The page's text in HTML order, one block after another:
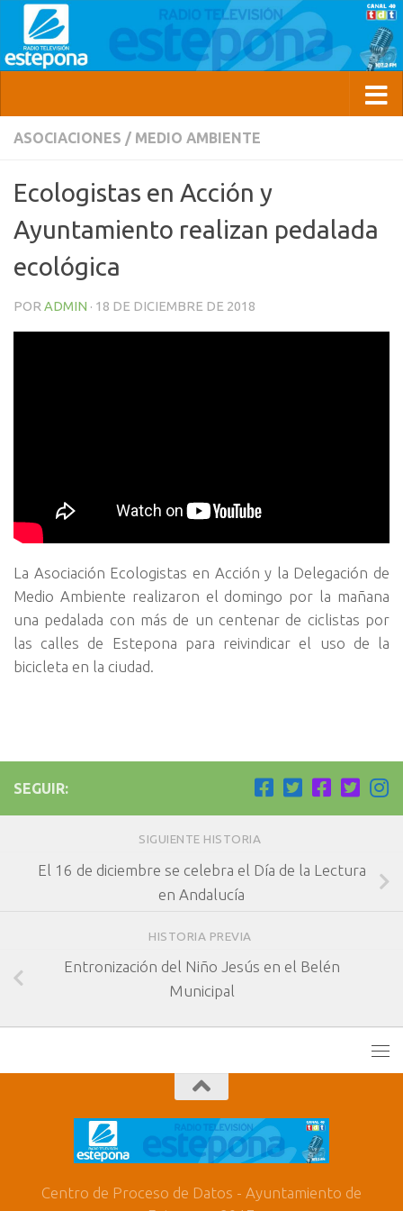
ASOCIACIONES / MEDIO AMBIENTE
Ecologistas en Acción y
Ayuntamiento realizan pedalada
ecológica
POR ADMIN · 18 DE DICIEMBRE DE 2018
La Asociación Ecologistas en Acción y la Delegación de
Medio Ambiente realizaron el domingo por la mañana
una pedalada con más de un centenar de ciclistas por
las calles de Estepona para reivindicar el uso de la
bicicleta en la ciudad.
SEGUIR:
SIGUIENTE HISTORIA
El 16 de diciembre se celebra el Día de la Lectura
en Andalucía
HISTORIA PREVIA
Entronización del Niño Jesús en el Belén
Municipal
Centro de Proceso de Datos - Ayuntamiento de